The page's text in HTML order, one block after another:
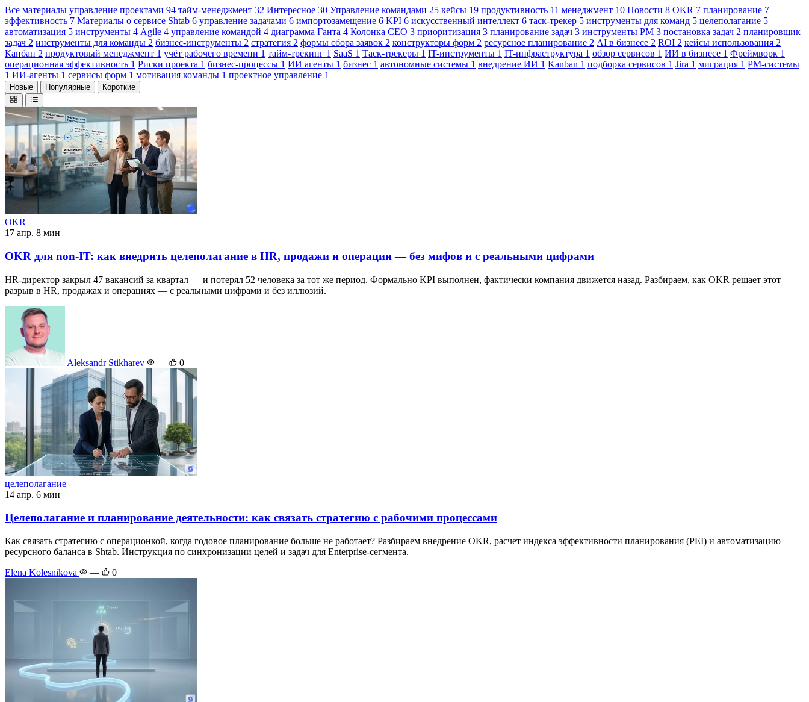
Все материалы управление проектами 94 тайм-менеджмент 32 Интересное 30 Управление командами 25 кейсы 19 продуктивность 11 менеджмент 10 Новости 8 OKR 7 планирование 7
эффективность 7 Материалы о сервисе Shtab 6 управление задачами 6 импортозамещение 6 KPI 6 искусственный интеллект 6 таск-трекер 5 инструменты для команд 5 целеполагание 5
автоматизация 5 инструменты 4 Agile 4 управление командой 4 диаграмма Ганта 4 Колонка CEO 3 приоритизация 3 планирование задач 3 инструменты PM 3 постановка задач 2 планировщик
задач 2 инструменты для команды 2 бизнес-инструменты 2 стратегия 2 формы сбора заявок 2 конструкторы форм 2 ресурсное планирование 2 AI в бизнесе 2 ROI 2 кейсы использования 2
Канбан 2 продуктовый менеджмент 1 учёт рабочего времени 1 тайм-трекинг 1 SaaS 1 Таск-трекеры 1 IT-инструменты 1 IT-инфраструктура 1 обзор сервисов 1 ИИ в бизнесе 1 Фреймворк 1
операционная эффективность 1 Риски проекта 1 бизнес-процессы 1 ИИ агенты 1 бизнес 1 автономные системы 1 внедрение ИИ 1 Kanban 1 подборка сервисов 1 Jira 1 миграция 1 PM-системы
1 ИИ-агенты 1 сервисы форм 1 мотивация команды 1 проектное управление 1
Новые Популярные Короткие
OKR
17 апр. 8 мин
OKR для non-IT: как внедрить целеполагание в HR, продажи и операции — без мифов и с реальными цифрами
HR-директор закрыл 47 вакансий за квартал — и потерял 52 человека за тот же период. Формально KPI выполнен, фактически компания движется назад. Разбираем, как OKR решает этот
разрыв в HR, продажах и операциях — с реальными цифрами и без иллюзий.
Aleksandr Stikharev — 0
целеполагание
14 апр. 6 мин
Целеполагание и планирование деятельности: как связать стратегию с рабочими процессами
Как связать стратегию с операционкой, когда годовое планирование больше не работает? Разбираем внедрение OKR, расчет индекса эффективности планирования (PEI) и автоматизацию
ресурсного баланса в Shtab. Инструкция по синхронизации целей и задач для Enterprise-сегмента.
Elena Kolesnikova
— 0